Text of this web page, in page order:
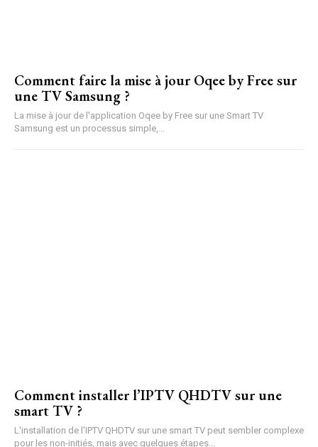
Comment faire la mise à jour Oqee by Free sur
une TV Samsung ?
La mise à jour de l'application Oqee by Free sur une Smart TV
Samsung est un processus simple,...
Comment installer l’IPTV QHDTV sur une
smart TV ?
L'installation de l'IPTV QHDTV sur une smart TV peut sembler complexe
pour les non-initiés, mais avec quelques étapes...